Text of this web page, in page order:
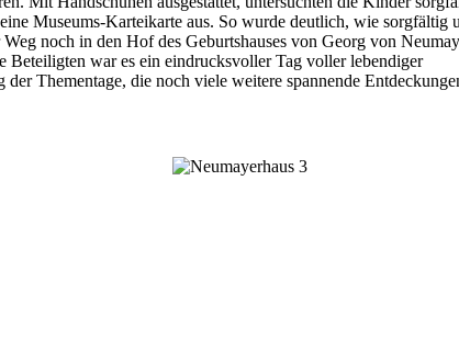
Museums-Karteikarte aus. So wurde deutlich, wie sorgfältig
noch in den Hof des Geburtshauses von Georg von
war es ein eindrucksvoller Tag voller lebendiger
Thementage, die noch viele weitere spannende